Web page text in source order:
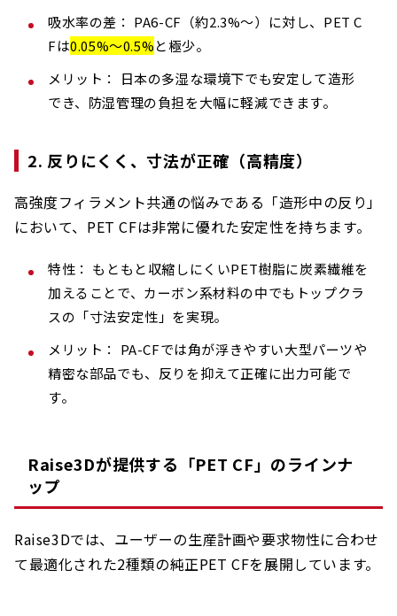
吸水率の差： PA6-CF（約2.3%〜）に対し、PET C
Fは0.05%〜0.5%と極少。
メリット： 日本の多湿な環境下でも安定して造形
でき、防湿管理の負担を大幅に軽減できます。
2. 反りにくく、寸法が正確（高精度）
高強度フィラメント共通の悩みである「造形中の反り」
において、PET CFは非常に優れた安定性を持ちます。
特性： もともと収縮しにくいPET樹脂に炭素繊維を
加えることで、カーボン系材料の中でもトップクラ
スの「寸法安定性」を実現。
メリット： PA-CFでは角が浮きやすい大型パーツや
精密な部品でも、反りを抑えて正確に出力可能で
す。
Raise3Dが提供する「PET CF」のラインナ
ップ
Raise3Dでは、ユーザーの生産計画や要求物性に合わせ
て最適化された2種類の純正PET CFを展開しています。